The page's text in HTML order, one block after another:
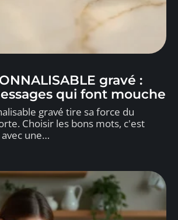
gravé :
qui font mouche
gravé tire sa force du
Choisir les bons mots, c'est
une…